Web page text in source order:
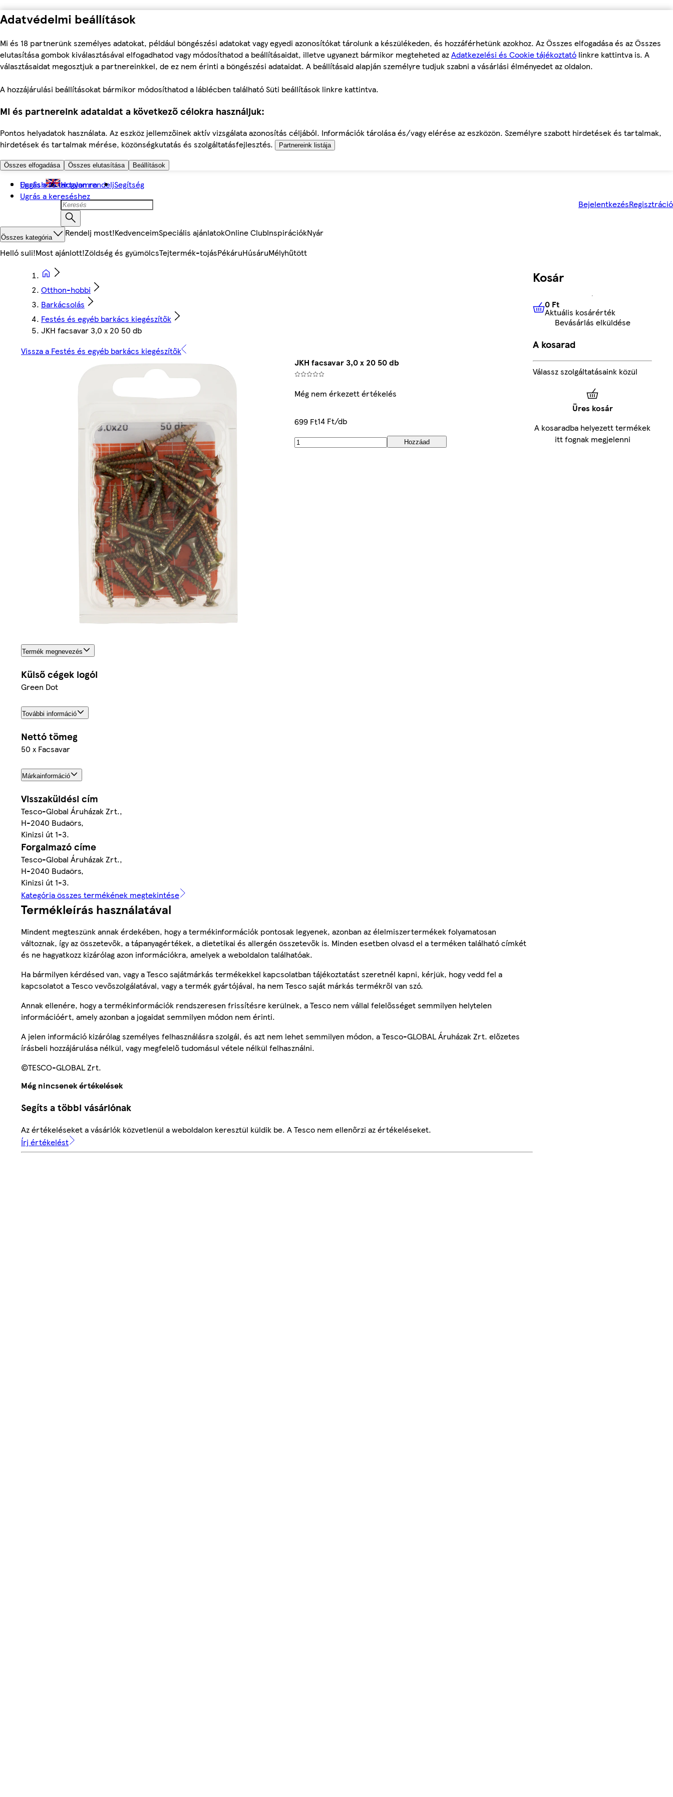
Adatvédelmi beállítások
Mi és 18 partnerünk személyes adatokat, például böngészési adatokat vagy egyedi azonosítókat tárolunk a készülékeden, és hozzáférhetünk azokhoz. Az Összes elfogadása és az Összes
elutasítása gombok kiválasztásával elfogadhatod vagy módosíthatod a beállításaidat, illetve ugyanezt bármikor megteheted azAdatkezelési és Cookie tájékoztató linkre kattintva is. A
választásaidat megosztjuk a partnereinkkel, de ez nem érinti a böngészési adataidat. A beállításaid alapján személyre tudjuk szabni a vásárlási élményedet az oldalon.
A hozzájárulási beállításokat bármikor módosíthatod a láblécben található Süti beállítások linkre kattintva.
Mi és partnereink adataidat a következő célokra használjuk:
Pontos helyadatok használata. Az eszköz jellemzőinek aktív vizsgálata azonosítás céljából. Információk tárolása és/vagy elérése az eszközön. Személyre szabott hirdetések és tartalmak,
hirdetések és tartalmak mérése, közönségkutatás és szolgáltatásfejlesztés.
Partnereink listája
Összes elfogadása Összes elutasítása Beállítások
Ugrás a fő tartalomra
Ugrás a kereséshez
English Hogyan rendeljSegítség
BejelentkezésRegisztráció
Összes kategória Rendelj most!KedvenceimSpeciális ajánlatokOnline ClubInspirációkNyár
Helló suli!Most ajánlott!Zöldség és gyümölcsTejtermék-tojásPékáruHúsáruMélyhűtött
Otthon-hobbi
Barkácsolás
Festés és egyéb barkács kiegészítők
JKH facsavar 3,0 x 20 50 db
Vissza a Festés és egyéb barkács kiegészítők
JKH facsavar 3,0 x 20 50 db
Még nem érkezett értékelés
699 Ft14 Ft/db
Hozzáad
Termék megnevezés
Külső cégek logói
Green Dot
További információ
Nettó tömeg
50 x Facsavar
Márkainformáció
Visszaküldési cím
Tesco-Global Áruházak Zrt.,
H-2040 Budaörs,
Kinizsi út 1-3.
Forgalmazó címe
Tesco-Global Áruházak Zrt.,
H-2040 Budaörs,
Kinizsi út 1-3.
Kategória összes termékének megtekintése
Termékleírás használatával
Mindent megteszünk annak érdekében, hogy a termékinformációk pontosak legyenek, azonban az élelmiszertermékek folyamatosan
változnak, így az összetevők, a tápanyagértékek, a dietetikai és allergén összetevők is. Minden esetben olvasd el a terméken található címkét
és ne hagyatkozz kizárólag azon információkra, amelyek a weboldalon találhatóak.
Ha bármilyen kérdésed van, vagy a Tesco sajátmárkás termékekkel kapcsolatban tájékoztatást szeretnél kapni, kérjük, hogy vedd fel a
kapcsolatot a Tesco vevőszolgálatával, vagy a termék gyártójával, ha nem Tesco saját márkás termékről van szó.
Annak ellenére, hogy a termékinformációk rendszeresen frissítésre kerülnek, a Tesco nem vállal felelősséget semmilyen helytelen
információért, amely azonban a jogaidat semmilyen módon nem érinti.
A jelen információ kizárólag személyes felhasználásra szolgál, és azt nem lehet semmilyen módon, a Tesco-GLOBAL Áruházak Zrt. előzetes
írásbeli hozzájárulása nélkül, vagy megfelelő tudomásul vétele nélkül felhasználni.
©TESCO-GLOBAL Zrt.
Még nincsenek értékelések
Segíts a többi vásárlónak
Az értékeléseket a vásárlók közvetlenül a weboldalon keresztül küldik be. A Tesco nem ellenőrzi az értékeléseket.
Írj értékelést
Kosár
0 FtAktuális kosárérték
0 Ft
Aktuális kosárérték
Bevásárlás elküldése
A kosarad
Válassz szolgáltatásaink közül
Üres kosár
A kosaradba helyezett termékek
itt fognak megjelenni